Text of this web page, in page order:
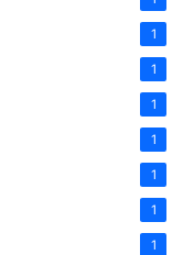
1
1
1
1
1
1
1